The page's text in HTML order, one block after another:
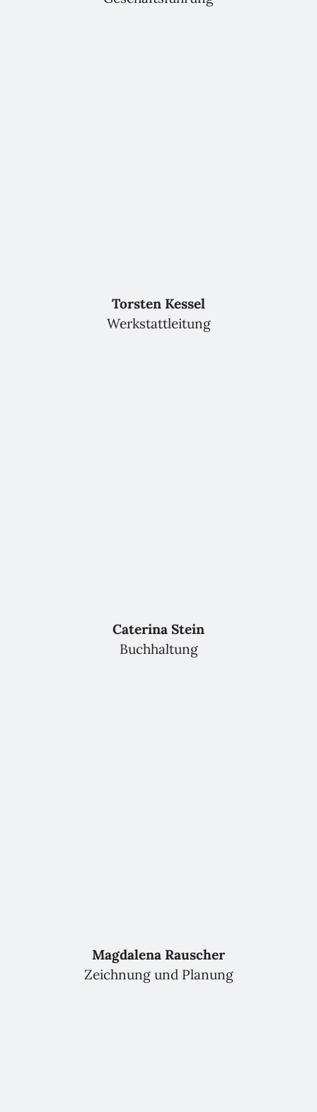
Torsten Kessel
Werkstattleitung
Caterina Stein
Buchhaltung
Magdalena Rauscher
Zeichnung und Planung